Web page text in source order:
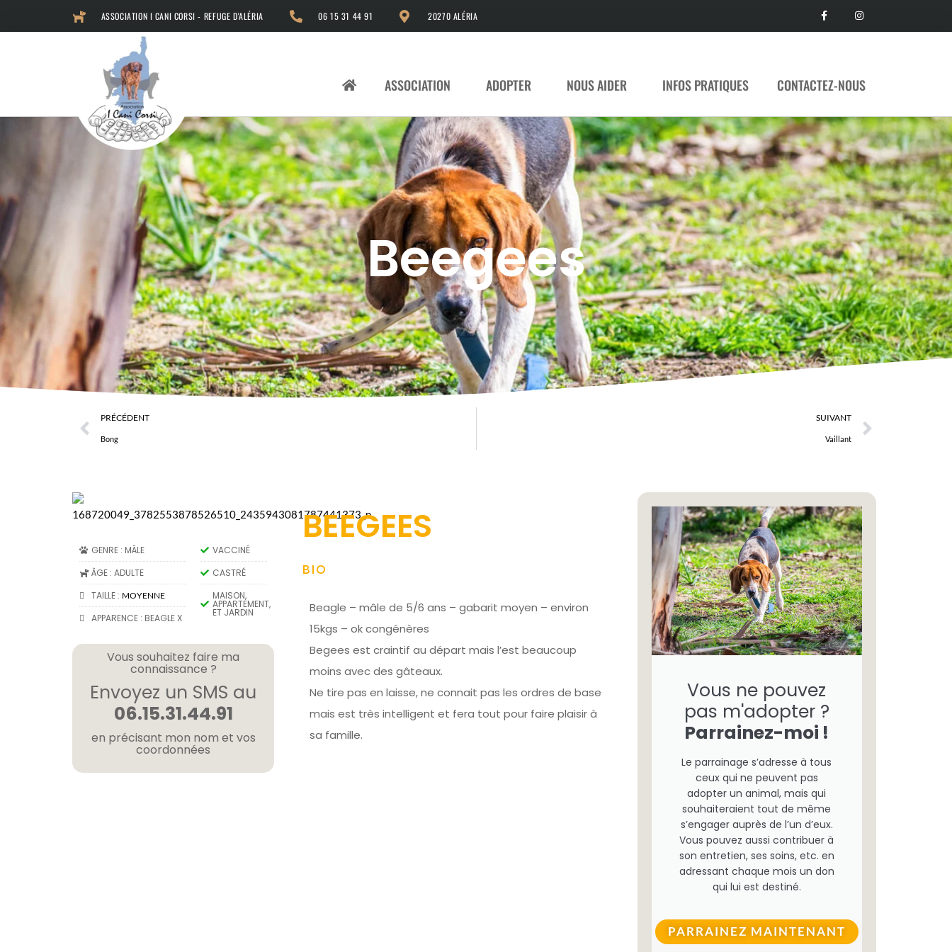
ASSOCIATION I CANI CORSI - REFUGE D'ALÉRIA 06 15 31 44 91 20270 ALÉRIA
ASSOCIATION ADOPTER NOUS AIDER INFOS PRATIQUES CONTACTEZ-NOUS
Beegees
PRÉCÉDENT
Bong
SUIVANT
Vaillant
GENRE : MÂLE
ÂGE : ADULTE
TAILLE : MOYENNE
APPARENCE : BEAGLE X
VACCINÉ
CASTRÉ
MAISON,
APPARTEMENT,
ET JARDIN
Vous souhaitez faire ma
connaissance ?
Envoyez un SMS au
06.15.31.44.91
en précisant mon nom et vos
coordonnées
BEEGEES
BIO
Beagle – mâle de 5/6 ans – gabarit moyen – environ
15kgs – ok congénères
Begees est craintif au départ mais l’est beaucoup
moins avec des gâteaux.
Ne tire pas en laisse, ne connait pas les ordres de base
mais est très intelligent et fera tout pour faire plaisir à
sa famille.
Vous ne pouvez
pas m'adopter ?
Parrainez-moi !
Le parrainage s’adresse à tous
ceux qui ne peuvent pas
adopter un animal, mais qui
souhaiteraient tout de même
s’engager auprès de l’un d’eux.
Vous pouvez aussi contribuer à
son entretien, ses soins, etc. en
adressant chaque mois un don
qui lui est destiné.
PARRAINEZ MAINTENANT